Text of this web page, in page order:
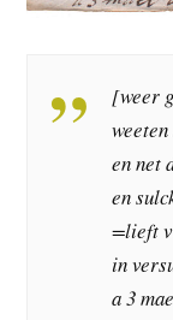
[weer
en net
en
=lieft
in
a 3